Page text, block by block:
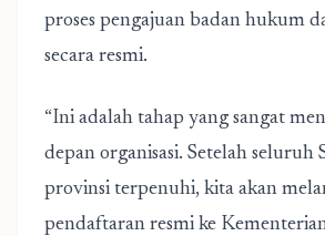
proses pengajuan badan hukum
secara resmi.
“Ini adalah tahap yang sangat
depan organisasi. Setelah seluruh
provinsi terpenuhi, kita akan
pendaftaran resmi ke